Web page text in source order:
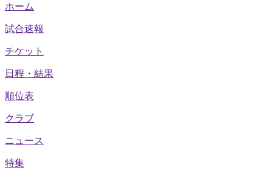
ホーム
試合速報
チケット
日程・結果
順位表
クラブ
ニュース
特集